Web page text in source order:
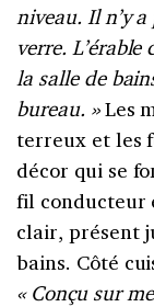
niveau. Il n’y
verre.
la salle de
bureau. »Les
terreux et les
décor qui se
fil conducteur
clair, présent
bains. Côté
« Conçu sur